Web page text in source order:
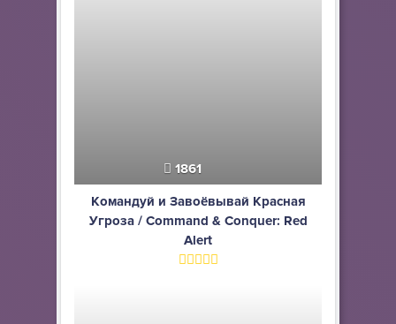
1861
Командуй и Завоёвывай Красная
Угроза / Command & Conquer: Red
Alert